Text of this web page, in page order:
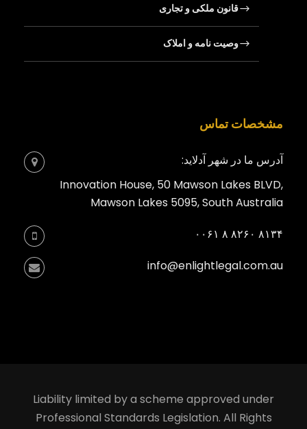
قانون ملکی و تجاری
وصیت‌ نامه و املاک
مشخصات تماس
آدرس ما در شهر آدلاید:
Innovation House, 50 Mawson Lakes BLVD,
Mawson Lakes 5095, South Australia
۸۱۳۴ ۸۲۶۰ ۸ ۰۰۶۱
info@enlightlegal.com.au
Liability limited by a scheme approved under
Professional Standards Legislation. All Rights